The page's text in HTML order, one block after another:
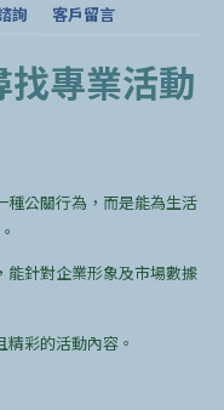
詢 客戶留言
專業活動
種公關行為，而是能為生活
能針對企業形象及市場數據
彩的活動內容。